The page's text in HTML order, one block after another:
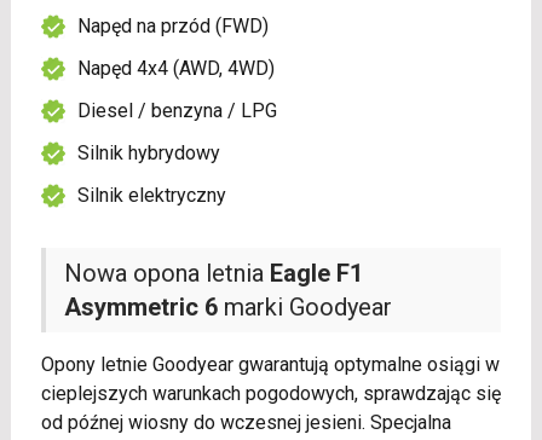
Nowa opona letnia Eagle F1
Asymmetric 6marki Goodyear
Opony letnie Goodyear gwarantują optymalne osiągi w
cieplejszych warunkach pogodowych, sprawdzając się
od późnej wiosny do wczesnej jesieni. Specjalna
Napęd na przód (FWD)
Napęd 4x4 (AWD, 4WD)
Diesel / benzyna / LPG
Silnik hybrydowy
Silnik elektryczny